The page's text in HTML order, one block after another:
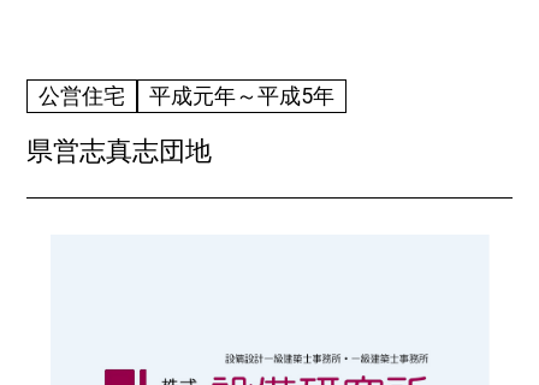
県営志真志団地
公営住宅 平成元年～平成5年